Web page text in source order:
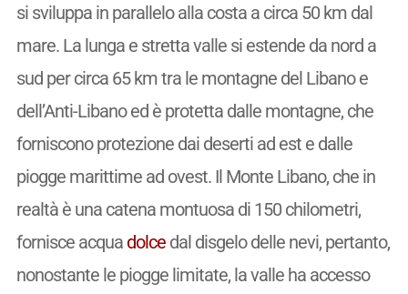
si sviluppa in parallelo alla costa a circa 50 km dal
mare. La lunga e stretta valle si estende da nord a
sud per circa 65 km tra le montagne del Libano e
dell’Anti-Libano ed è protetta dalle montagne, che
forniscono protezione dai deserti ad est e dalle
piogge marittime ad ovest. Il Monte Libano, che in
realtà è una catena montuosa di 150 chilometri,
fornisce acqua dolcedal disgelo delle nevi, pertanto,
nonostante le piogge limitate, la valle ha accesso